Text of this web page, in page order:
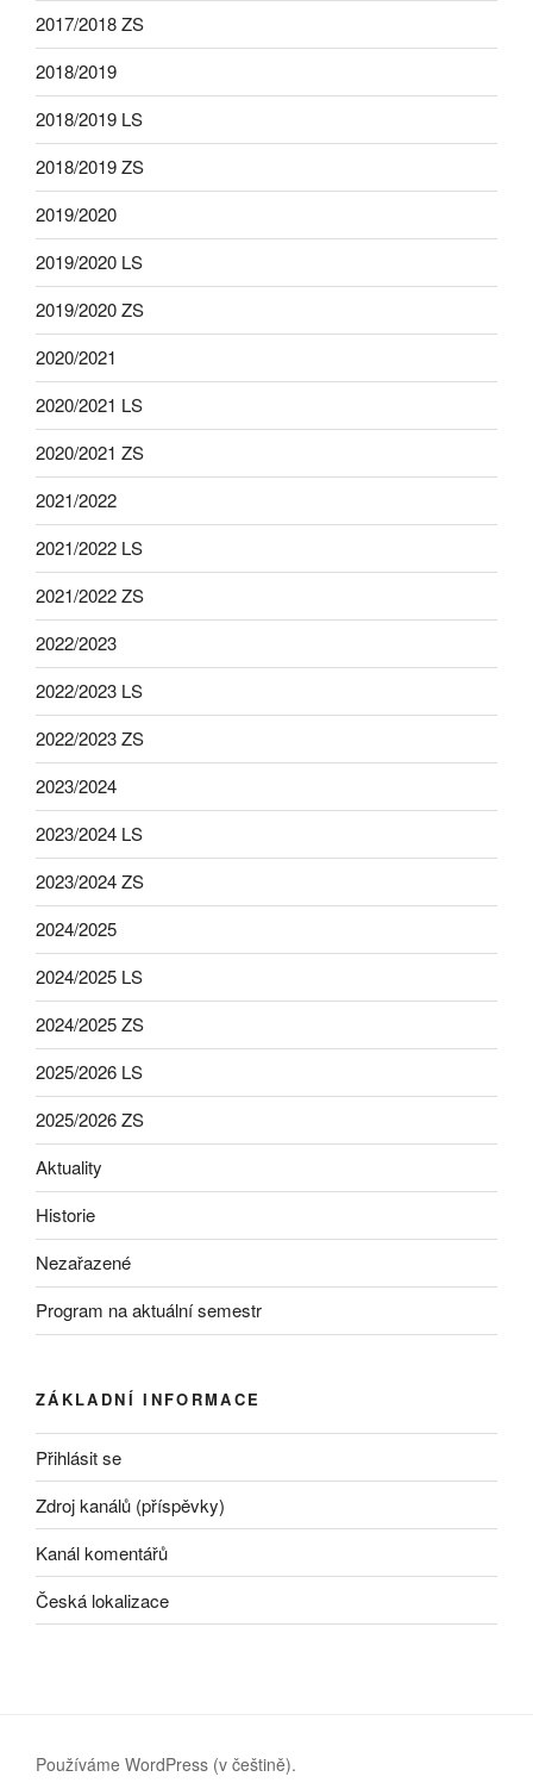
2017/2018 ZS
2018/2019
2018/2019 LS
2018/2019 ZS
2019/2020
2019/2020 LS
2019/2020 ZS
2020/2021
2020/2021 LS
2020/2021 ZS
2021/2022
2021/2022 LS
2021/2022 ZS
2022/2023
2022/2023 LS
2022/2023 ZS
2023/2024
2023/2024 LS
2023/2024 ZS
2024/2025
2024/2025 LS
2024/2025 ZS
2025/2026 LS
2025/2026 ZS
Aktuality
Historie
Nezařazené
Program na aktuální semestr
ZÁKLADNÍ INFORMACE
Přihlásit se
Zdroj kanálů (příspěvky)
Kanál komentářů
Česká lokalizace
Používáme WordPress (v češtině).